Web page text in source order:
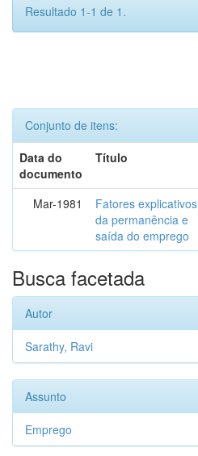
Resultado 1-1 de 1.
Conjunto de itens:
Data do
documento
Título
Mar-1981
Fatores explicativos
da permanência e
saída do emprego
Busca facetada
Autor
Sarathy, Ravi
Assunto
Emprego